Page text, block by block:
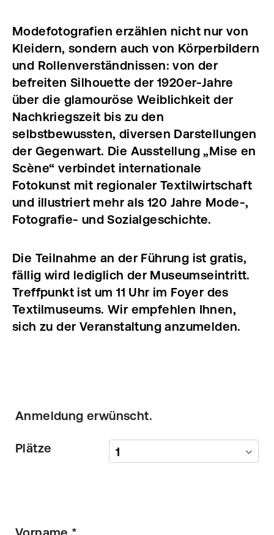
Modefotografien erzählen nicht nur von
Kleidern, sondern auch von Körperbildern
und Rollenverständnissen: von der
befreiten Silhouette der 1920er-Jahre
über die glamouröse Weiblichkeit der
Nachkriegszeit bis zu den
selbstbewussten, diversen Darstellungen
der Gegenwart. Die Ausstellung „Mise en
Scène“ verbindet internationale
Fotokunst mit regionaler Textilwirtschaft
und illustriert mehr als 120 Jahre Mode-,
Fotografie- und Sozialgeschichte.
Die Teilnahme an der Führung ist gratis,
fällig wird lediglich der Museumseintritt.
Treffpunkt ist um 11 Uhr im Foyer des
Textilmuseums. Wir empfehlen Ihnen,
sich zu der Veranstaltung anzumelden.
Anmeldung erwünscht.
Plätze